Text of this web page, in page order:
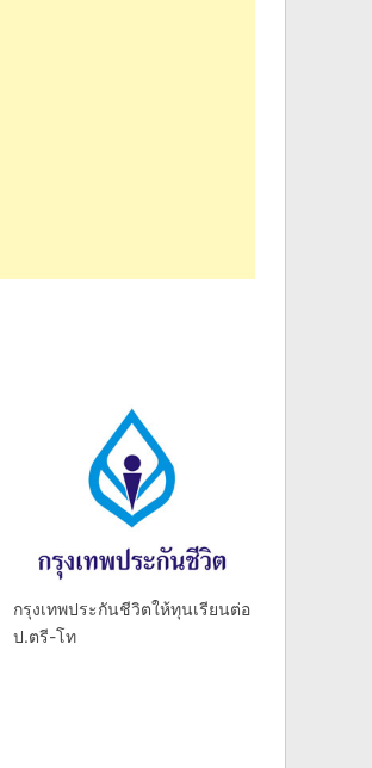
กรุงเทพประกันชีวิตให้ทุนเรียนต่อ
ป.ตรี-โท